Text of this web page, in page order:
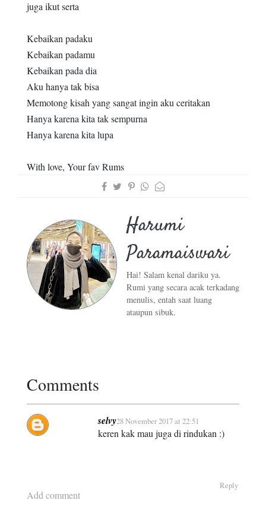
juga ikut serta
Kebaikan padaku
Kebaikan padamu
Kebaikan pada dia
Aku hanya tak bisa
Memotong kisah yang sangat ingin aku ceritakan
Hanya karena kita tak sempurna
Hanya karena kita lupa
With love, Your fav Rums
Harumi
Paramaiswari
Hai! Salam kenal dariku ya.
Rumi yang secara acak terkadang
menulis, entah saat luang
ataupun sibuk.
Comments
selvy28 November 2017 at 22:51
keren kak mau juga di rindukan :)
Reply
Add comment